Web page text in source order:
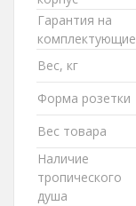
Гарантия на
комплектующие
Вес, кг
Форма розетки
Вес товара
Наличие
тропического
душа